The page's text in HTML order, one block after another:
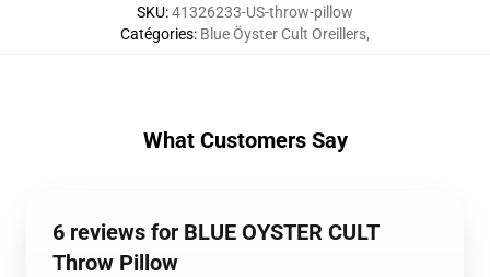
SKU:41326233-US-throw-pillow
Catégories: Blue Öyster Cult Oreillers,
What Customers Say
6 reviews for BLUE OYSTER CULT
Throw Pillow